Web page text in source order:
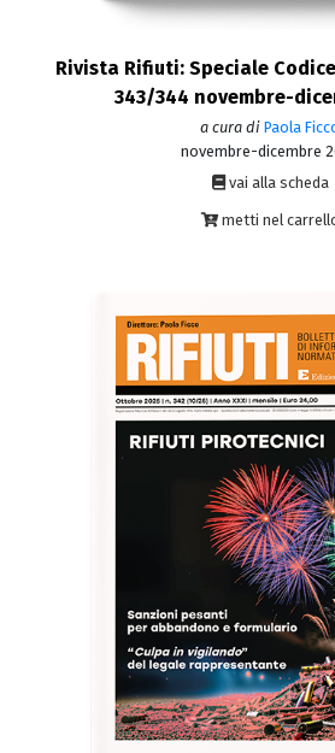
Rivista Rifiuti: Speciale
343/344 novembre-
a cura di Paola
novembre-dicembre
vai alla scheda
metti nel